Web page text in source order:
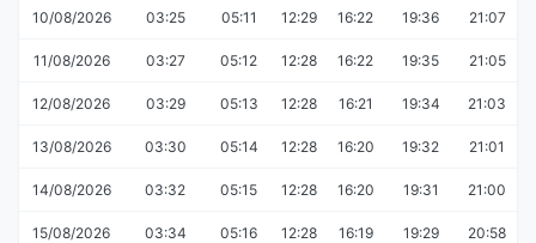
10/08/2026 03:25 05:11 12:29 16:22 19:36 21:07
11/08/2026 03:27 05:12 12:28 16:22 19:35 21:05
12/08/2026 03:29 05:13 12:28 16:21 19:34 21:03
13/08/2026 03:30 05:14 12:28 16:20 19:32 21:01
14/08/2026 03:32 05:15 12:28 16:20 19:31 21:00
15/08/2026 03:34 05:16 12:28 16:19 19:29 20:58